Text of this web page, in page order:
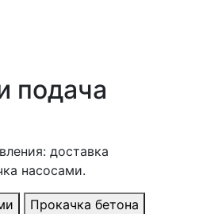
подача
доставка
насосами.
Прокачка бетона